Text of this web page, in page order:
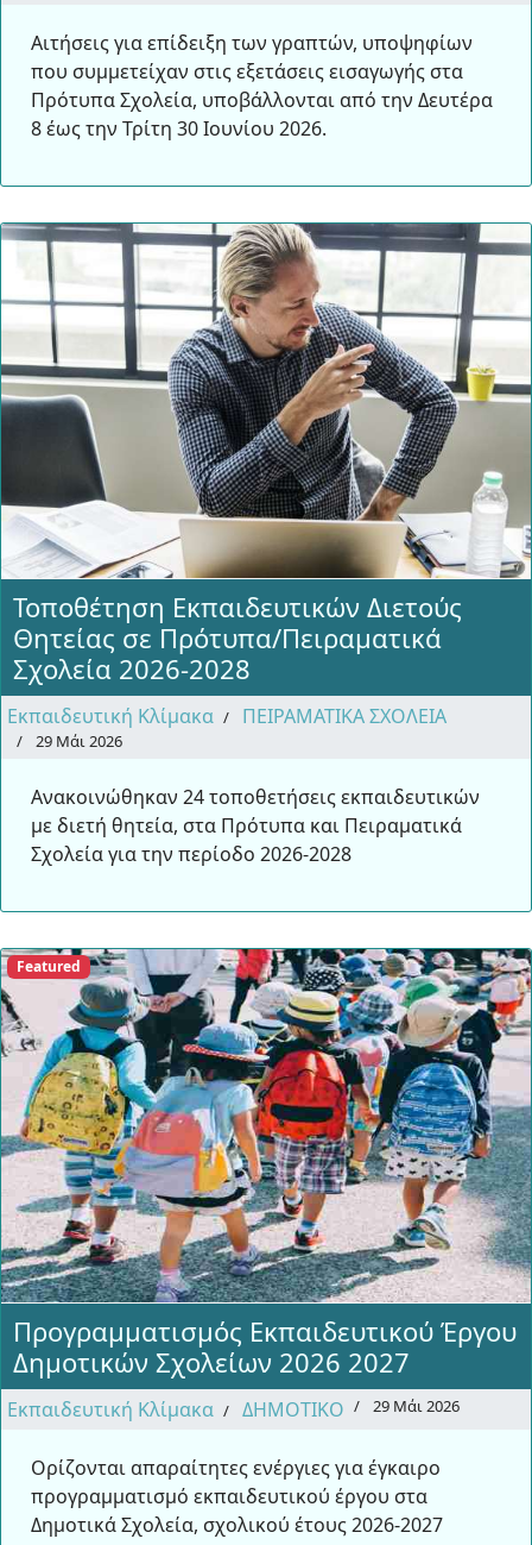
Αιτήσεις για επίδειξη των γραπτών, υποψηφίων
που συμμετείχαν στις εξετάσεις εισαγωγής στα
Πρότυπα Σχολεία, υποβάλλονται από την Δευτέρα
8 έως την Τρίτη 30 Ιουνίου 2026.
Τοποθέτηση Εκπαιδευτικών Διετούς
Θητείας σε Πρότυπα/Πειραματικά
Σχολεία 2026-2028
Εκπαιδευτική Κλίμακα ΠΕΙΡΑΜΑΤΙΚΑ ΣΧΟΛΕΙΑ
29 Μάι 2026
Ανακοινώθηκαν 24 τοποθετήσεις εκπαιδευτικών
με διετή θητεία, στα Πρότυπα και Πειραματικά
Σχολεία για την περίοδο 2026-2028
Featured
Προγραμματισμός Εκπαιδευτικού Έργου
Δημοτικών Σχολείων 2026 2027
Εκπαιδευτική Κλίμακα ΔΗΜΟΤΙΚΟ 29 Μάι 2026
Ορίζονται απαραίτητες ενέργιες για έγκαιρο
προγραμματισμό εκπαιδευτικού έργου στα
Δημοτικά Σχολεία, σχολικού έτους 2026-2027